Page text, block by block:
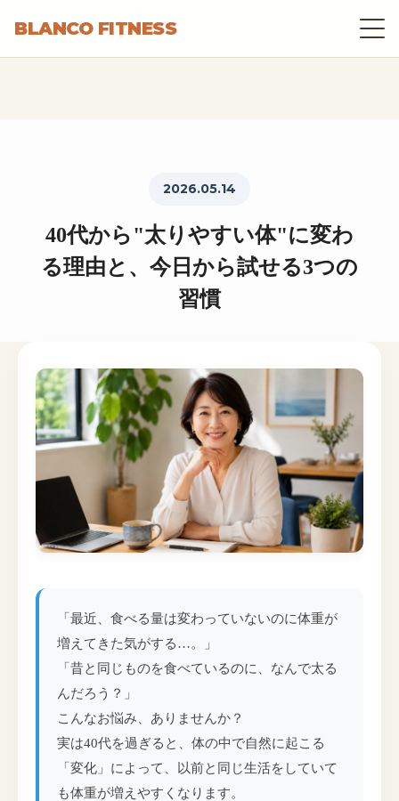
BLANCO FITNESS
2026.05.14
40代から"太りやすい体"に変わ
る理由と、今日から試せる3つの
習慣
「最近、食べる量は変わっていないのに体重が
増えてきた気がする…。」
「昔と同じものを食べているのに、なんで太る
んだろう？」
こんなお悩み、ありませんか？
実は40代を過ぎると、体の中で自然に起こる
「変化」によって、以前と同じ生活をしていて
も体重が増えやすくなります。